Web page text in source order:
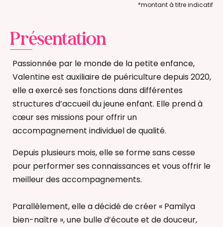
*montant à titre indicatif
Présentation
Passionnée par le monde de la petite enfance,
Valentine est auxiliaire de puériculture depuis 2020,
elle a exercé ses fonctions dans différentes
structures d’accueil du jeune enfant. Elle prend à
cœur ses missions pour offrir un
accompagnement individuel de qualité.
Depuis plusieurs mois, elle se forme sans cesse
pour performer ses connaissances et vous offrir le
meilleur des accompagnements.
Parallèlement, elle a décidé de créer « Pamilya
bien-naître », une bulle d’écoute et de douceur,